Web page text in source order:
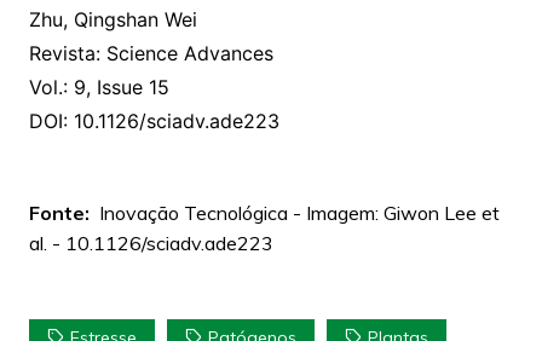
Zhu, Qingshan Wei
Revista: Science Advances
Vol.: 9, Issue 15
DOI: 10.1126/sciadv.ade223
Fonte: Inovação Tecnológica - Imagem: Giwon Lee et
al. - 10.1126/sciadv.ade223